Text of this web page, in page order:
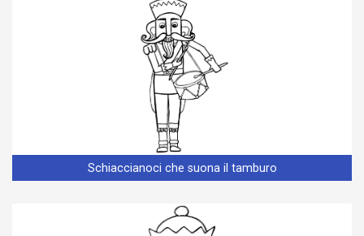
Schiaccianoci che suona il tamburo